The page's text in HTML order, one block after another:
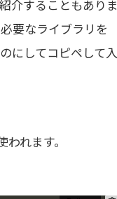
介することもありま
要なライブラリを
にしてコピペして入
れます。